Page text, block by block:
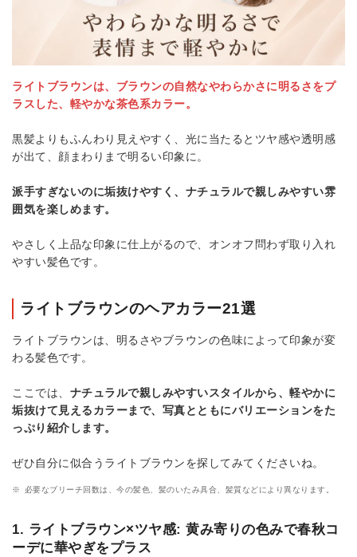
ライトブラウンは、ブラウンの自然なやわらかさに明るさをプ
ラスした、軽やかな茶色系カラー。
黒髪よりもふんわり見えやすく、光に当たるとツヤ感や透明感
が出て、顔まわりまで明るい印象に。
派手すぎないのに垢抜けやすく、ナチュラルで親しみやすい雰
囲気を楽しめます。
やさしく上品な印象に仕上がるので、オンオフ問わず取り入れ
やすい髪色です。
ライトブラウンのヘアカラー21選
ライトブラウンは、明るさやブラウンの色味によって印象が変
わる髪色です。
ここでは、 ナチュラルで親しみやすいスタイルから、軽やかに
垢抜けて見えるカラーまで、写真とともにバリエーションをた
っぷり紹介します。
ぜひ自分に似合うライトブラウンを探してみてくださいね。
※ 必要なブリーチ回数は、今の髪色、髪のいたみ具合、髪質などにより異なります。
1. ライトブラウン×ツヤ感: 黄み寄りの色みで春秋コ
ーデに華やぎをプラス